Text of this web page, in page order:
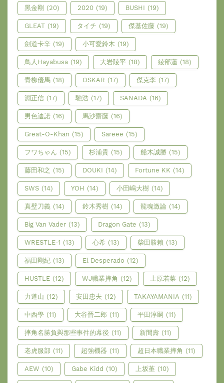
黑金剛 (20) 2020 (19) BUSHI (19)
GLEAT (19) タイチ (19) 傑基佐藤 (19)
劍道卡辛 (19) 小可愛鈴木 (19)
鳥人Hayabusa (19) 大岩陵平 (18) 綾部蓮 (18)
青柳優馬 (18) OSKAR (17) 傑克李 (17)
淵正信 (17) 馳浩 (17) SANADA (16)
男色迪諾 (16) 馬沙齋藤 (16)
Great-O-Khan (15) Sareee (15)
フワちゃん (15) 杉浦貴 (15) 船木誠勝 (15)
藤田和之 (15) DOUKI (14) Fortune KK (14)
SWS (14) YOH (14) 小田嶋大樹 (14)
真壁刀義 (14) 鈴木秀樹 (14) 龍魂激論 (14)
Big Van Vader (13) Dragon Gate (13)
WRESTLE-1 (13) 心希 (13) 柴田勝賴 (13)
福田剛紀 (13) El Desperado (12)
HUSTLE (12) WJ職業摔角 (12) 上原若菜 (12)
力道山 (12) 安田忠夫 (12) TAKAYAMANIA (11)
中西學 (11) 大谷晉二郎 (11) 平田淳嗣 (11)
摔角名勝負與那些事件的幕後 (11) 新間壽 (11)
老虎服部 (11) 超強機器 (11) 超日本職業摔角 (11)
AEW (10) Gabe Kidd (10) 上坂堇 (10)